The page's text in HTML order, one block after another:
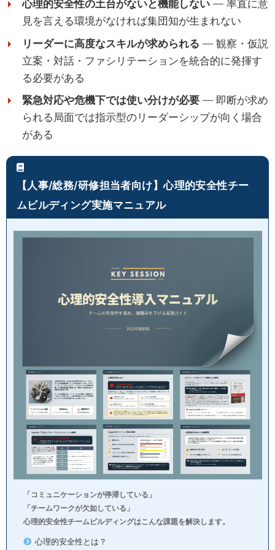
心理的安全性の土台がないと機能しない— 率直に意
見を言える環境がなければ集団知が生まれない
リーダーに高度なスキルが求められる — 観察・仮説
立案・対話・ファシリテーションを統合的に発揮す
る必要がある
緊急対応や危機下では使い分けが必要— 即断が求め
られる局面では指示型のリーダーシップが向く場合
がある
【人事/総務/研修担当者向け】心理的安全性チー
ムビルディング実施マニュアル
「コミュニケーションが停滞している」
「チームワークが欠如している」
心理的安全性チームビルディングはこんな課題を解決します。
心理的安全性とは？